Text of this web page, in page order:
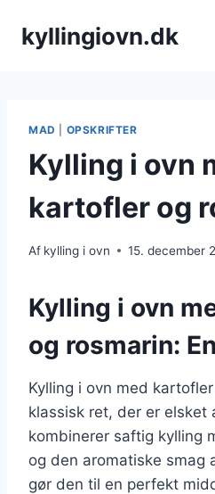
kyllingiovn.dk
MAD OPSKRIFTER
Kylling i ovn
kartofler og
Af kylling i ovn 15. december
Kylling i ovn
og rosmarin:
Kylling i ovn med
klassisk ret, der er elsket
kombinerer saftig kylling
og den aromatiske smag
gør den til en perfekt